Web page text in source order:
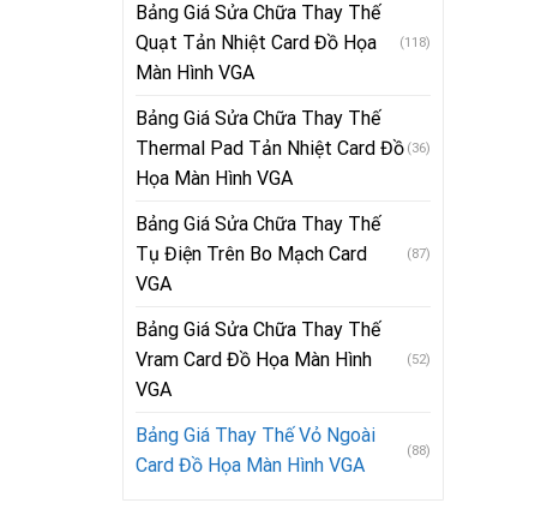
Bảng Giá Sửa Chữa Thay Thế
Quạt Tản Nhiệt Card Đồ Họa
Màn Hình VGA
(118)
Bảng Giá Sửa Chữa Thay Thế
Thermal Pad Tản Nhiệt Card Đồ
Họa Màn Hình VGA
(36)
Bảng Giá Sửa Chữa Thay Thế
Tụ Điện Trên Bo Mạch Card
VGA
(87)
Bảng Giá Sửa Chữa Thay Thế
Vram Card Đồ Họa Màn Hình
VGA
(52)
Bảng Giá Thay Thế Vỏ Ngoài
Card Đồ Họa Màn Hình VGA
(88)